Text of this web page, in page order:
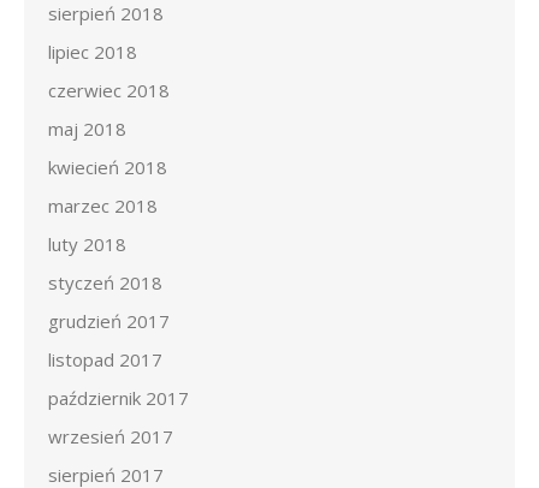
sierpień 2018
lipiec 2018
czerwiec 2018
maj 2018
kwiecień 2018
marzec 2018
luty 2018
styczeń 2018
grudzień 2017
listopad 2017
październik 2017
wrzesień 2017
sierpień 2017